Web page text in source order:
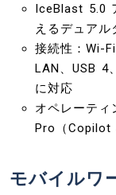
IceBlast 5.0
えるデュアル
接続性：Wi-
LAN、USB 4
に対応
オペレーテ
Pro（Copilot
モバイルワ